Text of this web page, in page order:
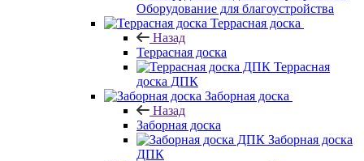
Оборудование для благоустройства
Террасная доска
Назад
Террасная доска
Террасная
доска ДПК
Заборная доска
Назад
Заборная доска
Заборная доска
ДПК